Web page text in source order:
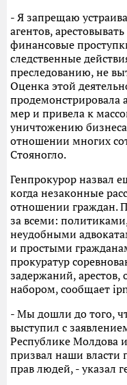
- Я запрещаю
агентов,
финансовые
следственные
преследованию, не
Оценка этой
продемонстрировала
мер и привела к
уничтожению
отношении многих
Стояногло.
Генпрокурор назвал
когда незаконные
отношении граждан.
за всеми:
неудобными
и простыми
прокуратур
задержаний,
набором, сообщает
- Мы дошли до того,
выступил с
Республике Молдова
призвал наши власти
прав людей, - указал